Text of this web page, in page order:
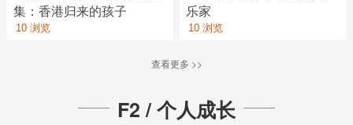
集：香港归来的孩子
10 浏览
乐家
10 浏览
查看更多 >>
F2 / 个人成长